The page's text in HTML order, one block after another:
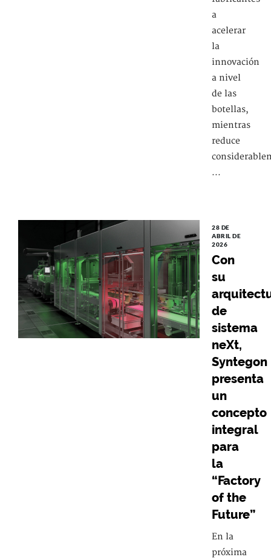
a
acelerar
la
innovación
a nivel
de las
botellas,
mientras
reduce
...
28 DE
ABRIL DE
2026
Con
su
de
sistema
neXt,
Syntegon
presenta
un
concepto
integral
para
la
“Factory
of the
Future”
En la
próxima